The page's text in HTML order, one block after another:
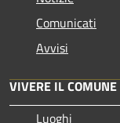
Comunicati
Avvisi
VIVERE IL COMUNE
Luoghi